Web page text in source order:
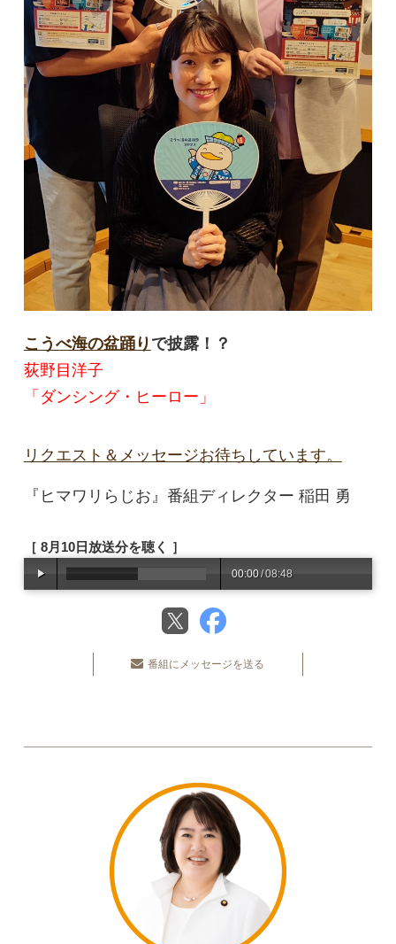
こうべ海の盆踊り で披露！？
荻野目洋子
「ダンシング・ヒーロー」
リクエスト＆メッセージお待ちしています。
『ヒマワリらじお』番組ディレクター 稲田 勇
［ 8月10日放送分を聴く ］
00:00/08:48
番組にメッセージを送る